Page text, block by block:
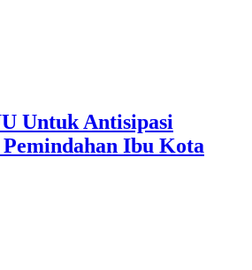
Untuk Antisipasi
Ibu Kota